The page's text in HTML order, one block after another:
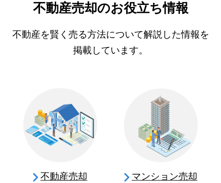
不動産売却のお役立ち情報
不動産を賢く売る方法について解説した情報を
掲載しています。
不動産売却 マンション売却